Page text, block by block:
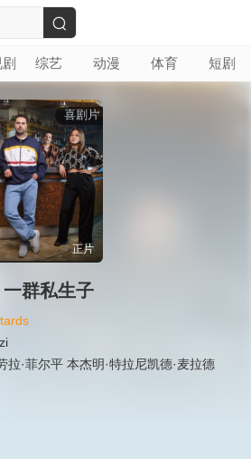
综艺 动漫 体育 短剧
搜
索
喜剧片
正片
一群私生子
拉·菲尔平 本杰明·特拉尼凯德·麦拉德